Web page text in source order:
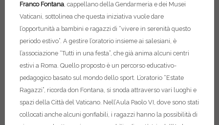
Franco Fontana, cappellano della Gendarmeria e dei Musei
Vaticani, sottolinea che questa iniziativa vuole dare
l’opportunità a bambini e ragazzi di “vivere in serenità questo
periodo estivo”. A gestire l’oratorio insieme ai salesiani, è
l’associazione “Tutti in una festa”, che già anima alcuni centri
estivi a Roma. Quello proposto è un percorso educativo-
pedagogico basato sul mondo dello sport. L’oratorio “Estate
Ragazzi”, ricorda don Fontana, si snoda attraverso vari luoghi e
spazi della Città del Vaticano. Nell’Aula Paolo VI, dove sono stati
collocati anche alcuni gonfiabili, i ragazzi hanno la possibilità di